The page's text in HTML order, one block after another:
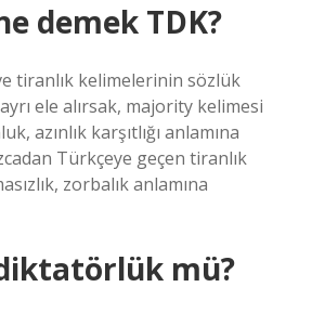
demek TDK?
tiranlık kelimelerinin sözlük
ele alırsak, majority kelimesi
azınlık karşıtlığı anlamına
Türkçeye geçen tiranlık
zorbalık anlamına
mü?